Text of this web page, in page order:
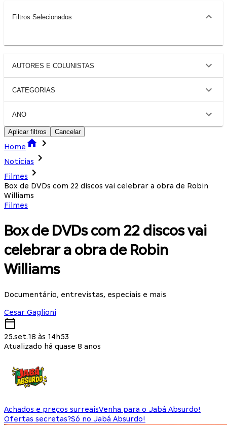
Filtros Selecionados
AUTORES E COLUNISTAS
CATEGORIAS
ANO
Aplicar filtros Cancelar
Home
Notícias
Filmes
Box de DVDs com 22 discos vai celebrar a obra de Robin
Williams
Filmes
Box de DVDs com 22 discos vai
celebrar a obra de Robin
Williams
Documentário, entrevistas, especiais e mais
Cesar Gaglioni
25.set.18 às 14h53
Atualizado há quase 8 anos
Achados e preços surreaisVenha para o Jabá Absurdo!
Ofertas secretas?Só no Jabá Absurdo!